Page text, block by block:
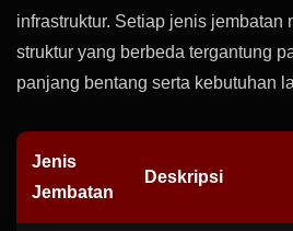
infrastruktur. Setiap jenis jembatan
struktur yang berbeda tergantung
panjang bentang serta kebutuhan
Jenis
Jembatan
Deskripsi